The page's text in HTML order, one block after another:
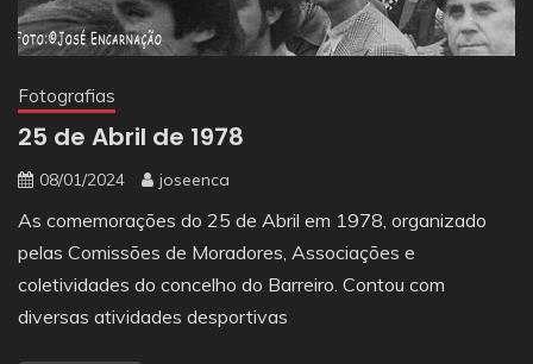
Fotografias
25 de Abril de 1978
08/01/2024 joseenca
As comemorações do 25 de Abril em 1978, organizado
pelas Comissões de Moradores, Associações e
coletividades do concelho do Barreiro. Contou com
diversas atividades desportivas